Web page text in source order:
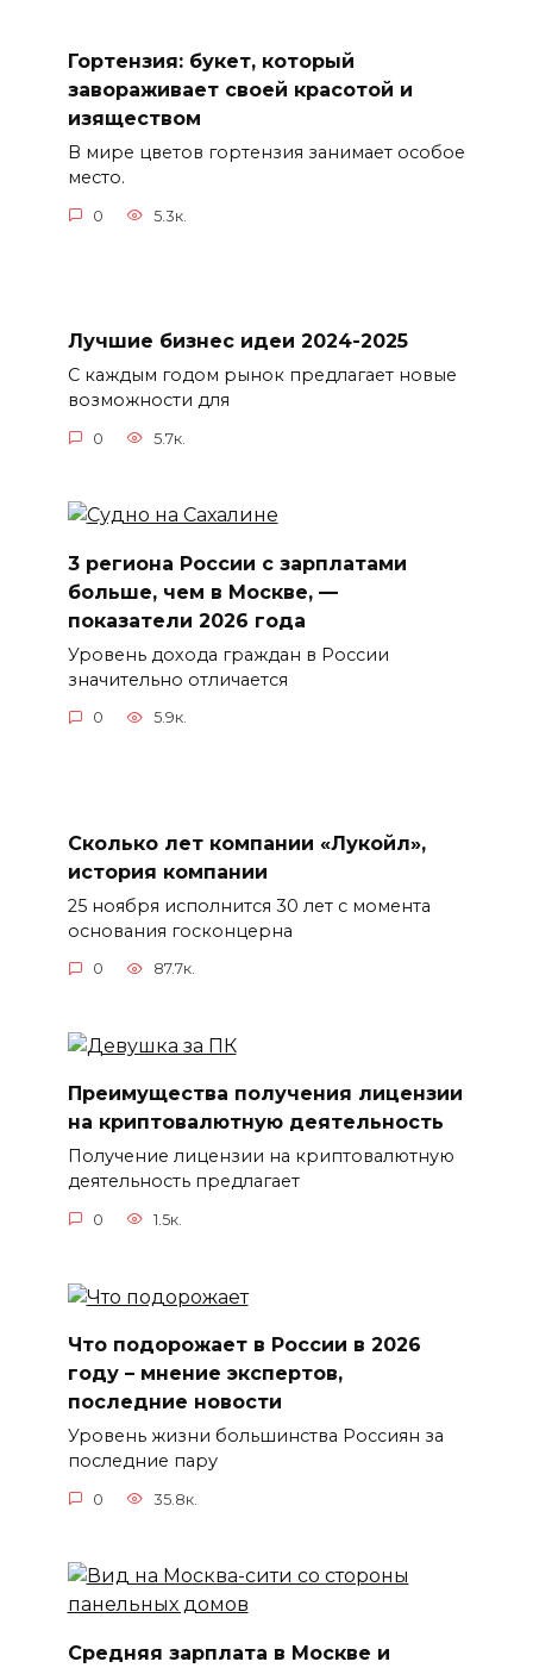
Гортензия: букет, который
завораживает своей красотой и
изяществом
В мире цветов гортензия занимает особое
место.
0 5.3к.
Лучшие бизнес идеи 2024-2025
С каждым годом рынок предлагает новые
возможности для
0 5.7к.
3 региона России с зарплатами
больше, чем в Москве, —
показатели 2026 года
Уровень дохода граждан в России
значительно отличается
0 5.9к.
Сколько лет компании «Лукойл»,
история компании
25 ноября исполнится 30 лет с момента
основания госконцерна
0 87.7к.
Преимущества получения лицензии
на криптовалютную деятельность
Получение лицензии на криптовалютную
деятельность предлагает
0 1.5к.
Что подорожает в России в 2026
году – мнение экспертов,
последние новости
Уровень жизни большинства Россиян за
последние пару
0 35.8к.
Средняя зарплата в Москве и